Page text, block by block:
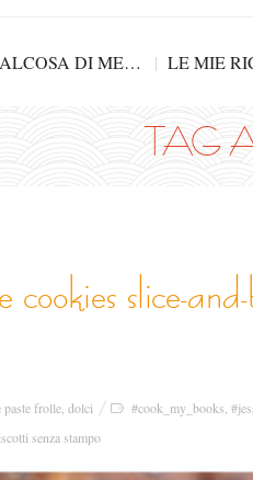
DI ME… LE MIE
TAG
paste frolle dolci #cook_my_books
senza stampo